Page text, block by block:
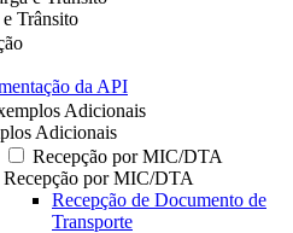
Trânsito
da API
Adicionais
Adicionais
Recepção por MIC/DTA
Recepção por MIC/DTA
Recepção de Documento de
Transporte